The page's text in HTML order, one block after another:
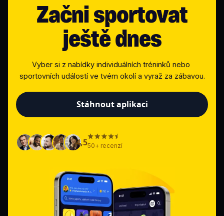
Začni sportovat
ještě dnes
Vyber si z nabídky individuálních tréninků nebo
sportovních událostí ve tvém okolí a vyraž za zábavou.
Stáhnout aplikaci
4,550+ recenzí